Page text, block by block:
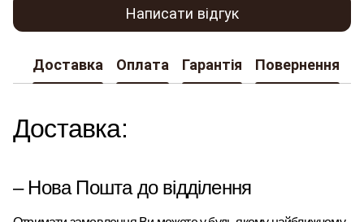
Написати відгук
Доставка Оплата Гарантія Повернення
Доставка:
– Нова Пошта до відділення